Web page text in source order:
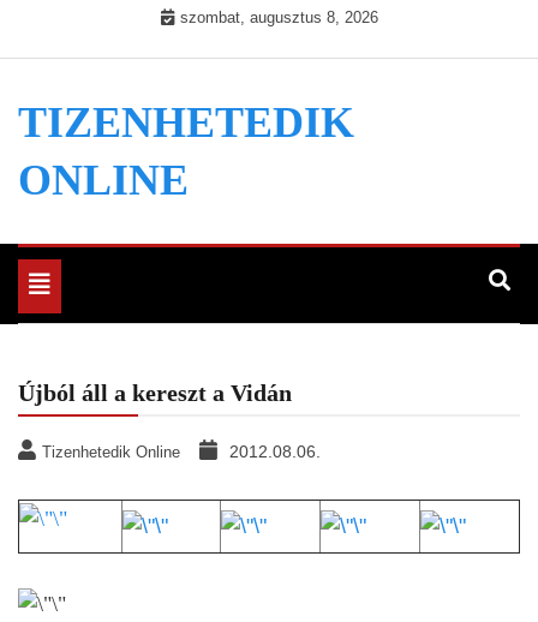
szombat, augusztus 8, 2026
TIZENHETEDIK
ONLINE
Toggle
navigation
Újból áll a kereszt a Vidán
Tizenhetedik Online 2012.08.06.